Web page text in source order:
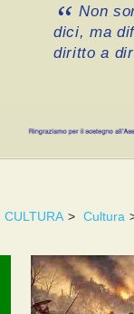
Non
dici, ma
diritto a
CULTURA > Cultura